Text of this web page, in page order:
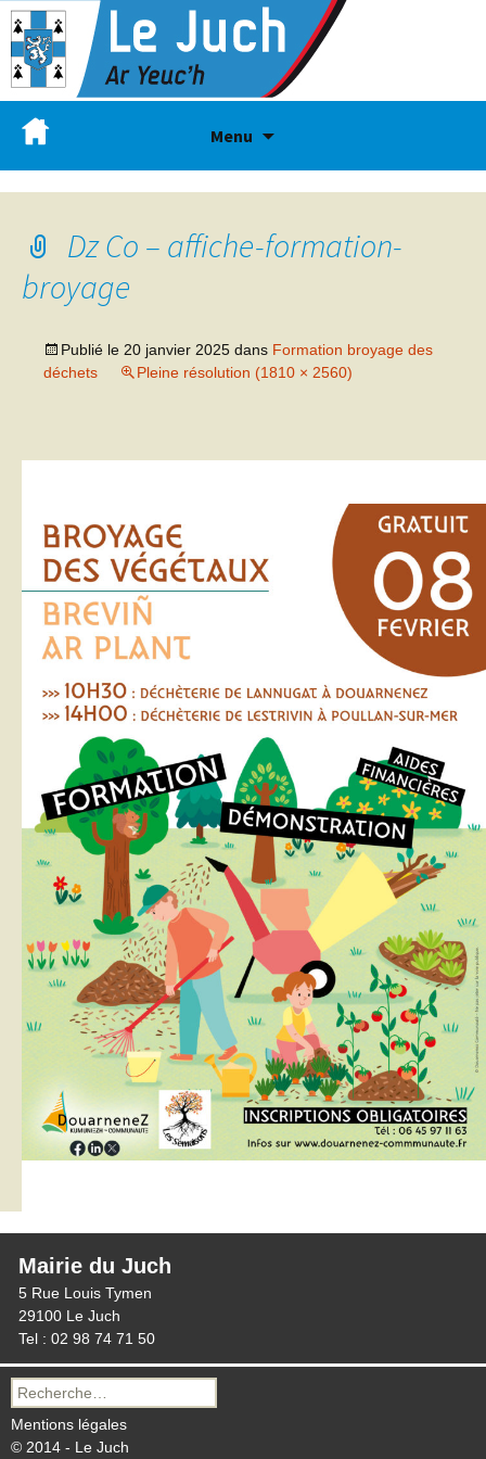
Menu
Dz Co – affiche-formation-
broyage
Publié le 20 janvier 2025 dans Formation broyage des
déchets
Pleine résolution (1810 × 2560)
Mairie du Juch
5 Rue Louis Tymen
29100 Le Juch
Tel : 02 98 74 71 50
Recherche
pour :
Mentions légales
© 2014 - Le Juch